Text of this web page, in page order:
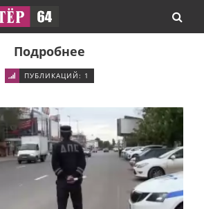
Подробнее
ПУБЛИКАЦИЙ: 1